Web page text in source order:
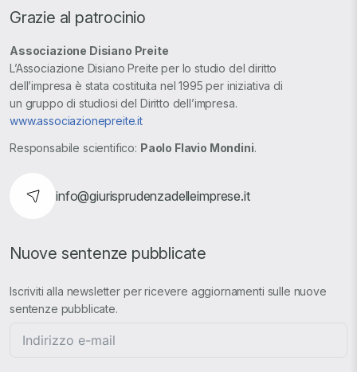
Grazie al patrocinio
Associazione Disiano Preite
L’Associazione Disiano Preite per lo studio del diritto
dell’impresa è stata costituita nel 1995 per iniziativa di
un gruppo di studiosi del Diritto dell’impresa.
www.associazionepreite.it
Responsabile scientifico: Paolo Flavio Mondini.
info@giurisprudenzadelleimprese.it
Nuove sentenze pubblicate
Iscriviti alla newsletter per ricevere aggiornamenti sulle nuove
sentenze pubblicate.